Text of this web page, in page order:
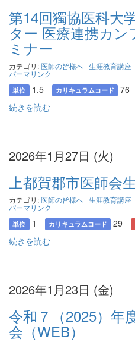
第14回獨協医科大
ター 医療連携カ
ミナー
カテゴリ:医師の皆様へ | 生涯教育講座
パーマリンク
単位 1.5 カリキュラムコード 76
続きを読む
2026年1月27日 (火)
上都賀郡市医師会
カテゴリ:医師の皆様へ | 生涯教育講座
パーマリンク
単位 1 カリキュラムコード 29
続きを読む
2026年1月23日 (金)
令和７（2025）年
会（WEB）